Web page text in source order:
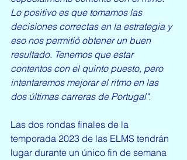
Lo positivo es que tomamos las
decisiones correctas en la estrategia y
eso nos permitió obtener un buen
resultado. Tenemos que estar
contentos con el quinto puesto, pero
intentaremos mejorar el ritmo en las
dos últimas carreras de Portugal".
Las dos rondas finales de la
temporada 2023 de las ELMS tendrán
lugar durante un único fin de semana